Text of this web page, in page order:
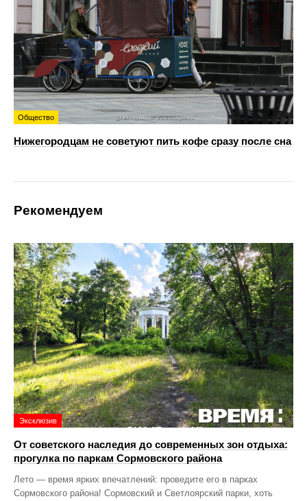
Общество
Нижегородцам не советуют пить кофе сразу после сна
Рекомендуем
Эксклюзив
От советского наследия до современных зон отдыха:
прогулка по паркам Сормовского района
Лето — время ярких впечатлений: проведите его в парках
Сормовского района! Сормовский и Светлоярский парки, хоть